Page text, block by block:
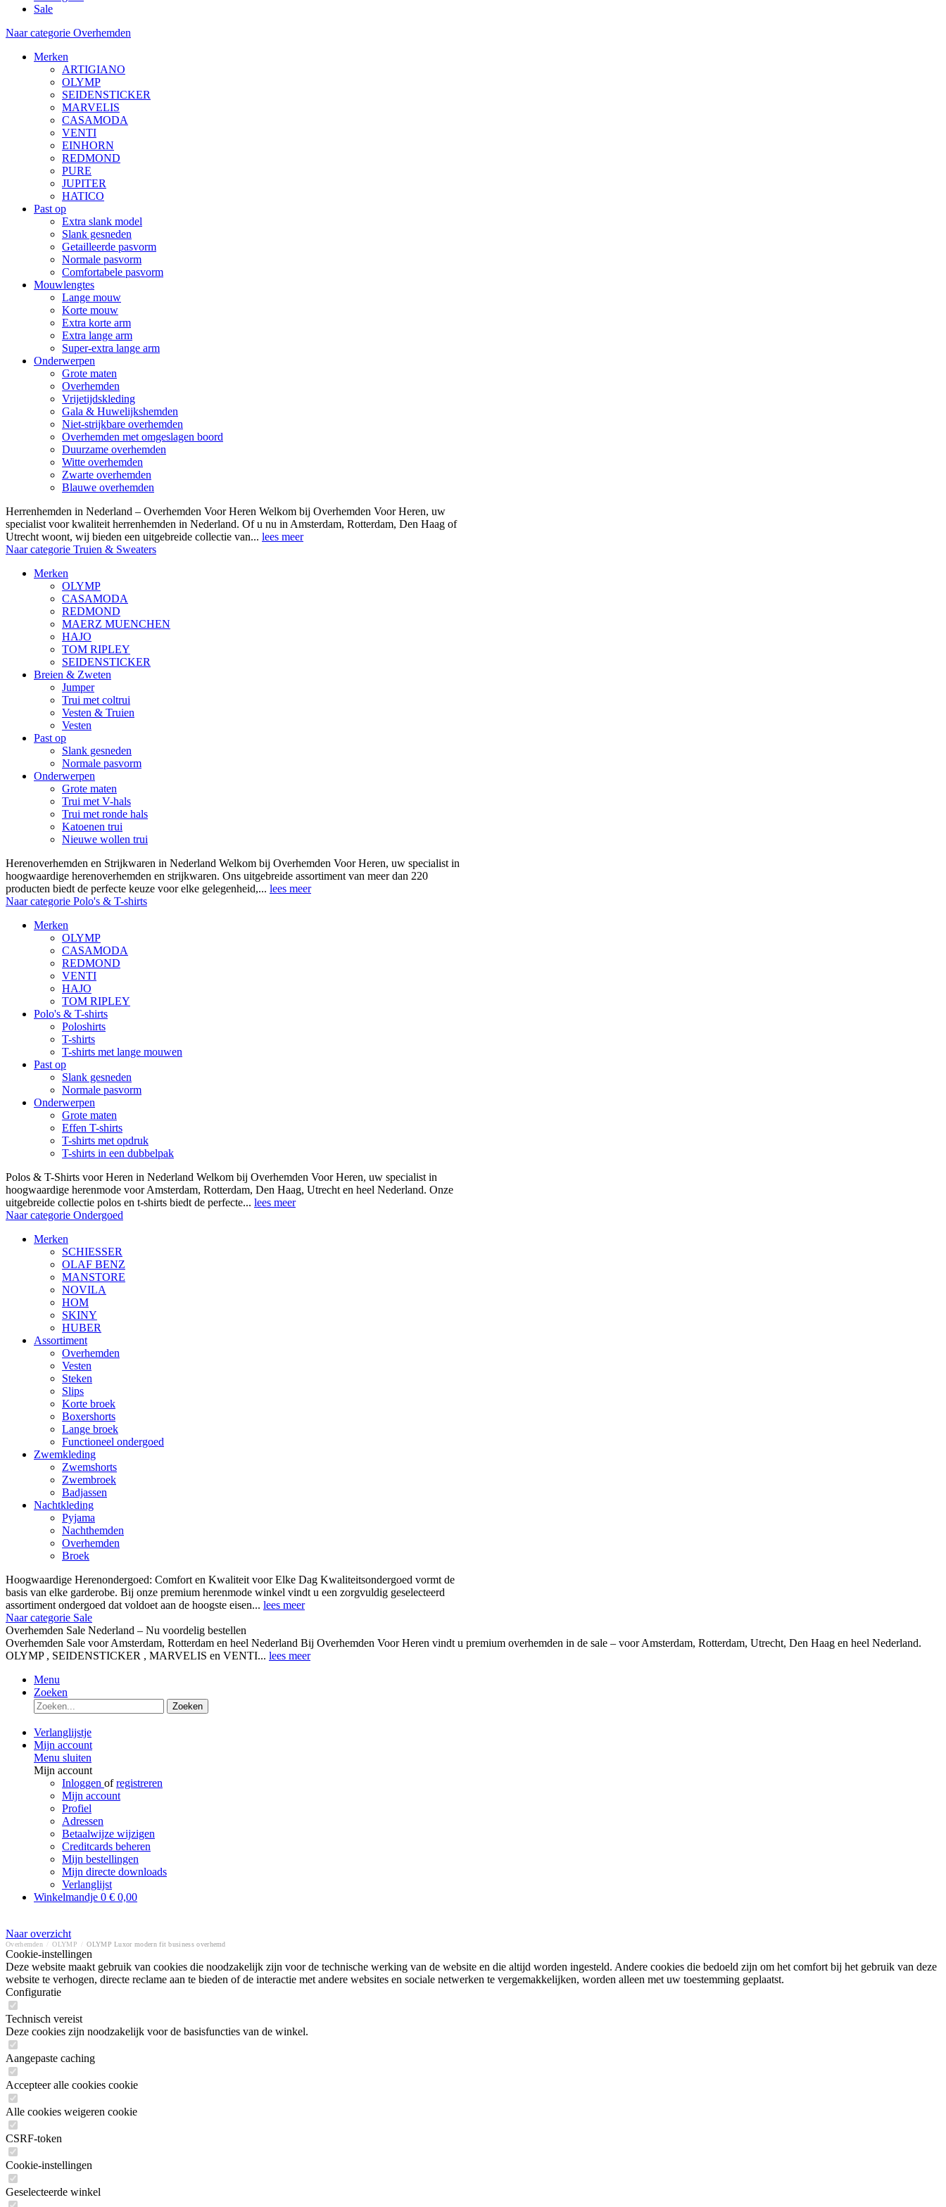
Sale
Naar categorie Overhemden
Merken
ARTIGIANO
OLYMP
SEIDENSTICKER
MARVELIS
CASAMODA
VENTI
EINHORN
REDMOND
PURE
JUPITER
HATICO
Past op
Extra slank model
Slank gesneden
Getailleerde pasvorm
Normale pasvorm
Comfortabele pasvorm
Mouwlengtes
Lange mouw
Korte mouw
Extra korte arm
Extra lange arm
Super-extra lange arm
Onderwerpen
Grote maten
Overhemden
Vrijetijdskleding
Gala & Huwelijkshemden
Niet-strijkbare overhemden
Overhemden met omgeslagen boord
Duurzame overhemden
Witte overhemden
Zwarte overhemden
Blauwe overhemden
Herrenhemden in Nederland – Overhemden Voor Heren Welkom bij Overhemden Voor Heren, uw
specialist voor kwaliteit herrenhemden in Nederland. Of u nu in Amsterdam, Rotterdam, Den Haag of
Utrecht woont, wij bieden een uitgebreide collectie van... lees meer
Naar categorie Truien & Sweaters
Merken
OLYMP
CASAMODA
REDMOND
MAERZ MUENCHEN
HAJO
TOM RIPLEY
SEIDENSTICKER
Breien & Zweten
Jumper
Trui met coltrui
Vesten & Truien
Vesten
Past op
Slank gesneden
Normale pasvorm
Onderwerpen
Grote maten
Trui met V-hals
Trui met ronde hals
Katoenen trui
Nieuwe wollen trui
Herenoverhemden en Strijkwaren in Nederland Welkom bij Overhemden Voor Heren, uw specialist in
hoogwaardige herenoverhemden en strijkwaren. Ons uitgebreide assortiment van meer dan 220
producten biedt de perfecte keuze voor elke gelegenheid,... lees meer
Naar categorie Polo's & T-shirts
Merken
OLYMP
CASAMODA
REDMOND
VENTI
HAJO
TOM RIPLEY
Polo's & T-shirts
Poloshirts
T-shirts
T-shirts met lange mouwen
Past op
Slank gesneden
Normale pasvorm
Onderwerpen
Grote maten
Effen T-shirts
T-shirts met opdruk
T-shirts in een dubbelpak
Polos & T-Shirts voor Heren in Nederland Welkom bij Overhemden Voor Heren, uw specialist in
hoogwaardige herenmode voor Amsterdam, Rotterdam, Den Haag, Utrecht en heel Nederland. Onze
uitgebreide collectie polos en t-shirts biedt de perfecte... lees meer
Naar categorie Ondergoed
Merken
SCHIESSER
OLAF BENZ
MANSTORE
NOVILA
HOM
SKINY
HUBER
Assortiment
Overhemden
Vesten
Steken
Slips
Korte broek
Boxershorts
Lange broek
Functioneel ondergoed
Zwemkleding
Zwemshorts
Zwembroek
Badjassen
Nachtkleding
Pyjama
Nachthemden
Overhemden
Broek
Hoogwaardige Herenondergoed: Comfort en Kwaliteit voor Elke Dag Kwaliteitsondergoed vormt de
basis van elke garderobe. Bij onze premium herenmode winkel vindt u een zorgvuldig geselecteerd
assortiment ondergoed dat voldoet aan de hoogste eisen... lees meer
Naar categorie Sale
Overhemden Sale Nederland – Nu voordelig bestellen
Overhemden Sale voor Amsterdam, Rotterdam en heel Nederland Bij Overhemden Voor Heren vindt u premium overhemden in de sale – voor Amsterdam, Rotterdam, Utrecht, Den Haag en heel Nederland.
OLYMP , SEIDENSTICKER , MARVELIS en VENTI... lees meer
Menu
Zoeken
Zoeken
Verlanglijstje
Mijn account
Menu sluiten
Mijn account
Inloggen ofregistreren
Mijn account
Profiel
Adressen
Betaalwijze wijzigen
Creditcards beheren
Mijn bestellingen
Mijn directe downloads
Verlanglijst
Winkelmandje 0 € 0,00
Naar overzicht
Overhemden OLYMP OLYMP Luxor modern fit business overhemd
Cookie-instellingen
Deze website maakt gebruik van cookies die noodzakelijk zijn voor de technische werking van de website en die altijd worden ingesteld. Andere cookies die bedoeld zijn om het comfort bij het gebruik van deze
website te verhogen, directe reclame aan te bieden of de interactie met andere websites en sociale netwerken te vergemakkelijken, worden alleen met uw toestemming geplaatst.
Configuratie
Technisch vereist
Deze cookies zijn noodzakelijk voor de basisfuncties van de winkel.
Aangepaste caching
Accepteer alle cookies cookie
Alle cookies weigeren cookie
CSRF-token
Cookie-instellingen
Geselecteerde winkel